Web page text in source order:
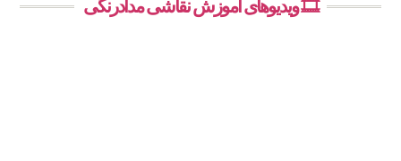
🎞️ ویدیوهای آموزش نقاشی مدادرنگی